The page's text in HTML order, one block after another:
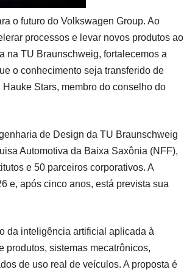
o futuro do Volkswagen Group. Ao
processos e levar novos produtos ao
na TU Braunschweig, fortalecemos a
o conhecimento seja transferido de
Stars, membro do conselho do
de Design da TU Braunschweig
Automotiva da Baixa Saxônia (NFF),
e 50 parceiros corporativos. A
e, após cinco anos, está prevista sua
da inteligência artificial aplicada à
produtos, sistemas mecatrônicos,
de uso real de veículos. A proposta é